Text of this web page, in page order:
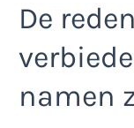
De
namen